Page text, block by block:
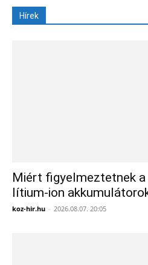
Hírek
Miért figyelmeztetnek
lítium-ion
koz-hir.hu - 2026.08.07. 20:05